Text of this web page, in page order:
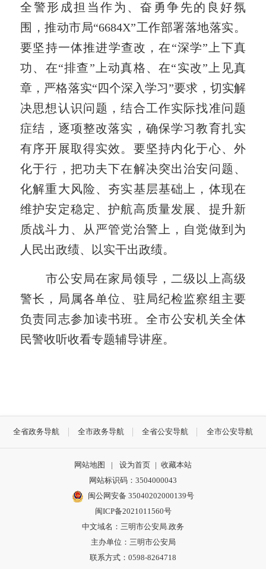
全警形成担当作为、奋勇争先的良好氛
围，推动市局“6684X”工作部署落地落实。
要坚持一体推进学查改，在“深学”上下真
功、在“排查”上动真格、在“实改”上见真
章，严格落实“四个深入学习”要求，切实解
决思想认识问题，结合工作实际找准问题
症结，逐项整改落实，确保学习教育扎实
有序开展取得实效。要坚持内化于心、外
化于行，把功夫下在解决突出治安问题、
化解重大风险、夯实基层基础上，体现在
维护安定稳定、护航高质量发展、提升新
质战斗力、从严管党治警上，自觉做到为
人民出政绩、以实干出政绩。
市公安局在家局领导，二级以上高级
警长，局属各单位、驻局纪检监察组主要
负责同志参加读书班。全市公安机关全体
民警收听收看专题辅导讲座。
全省政务导航 全市政务导航 全省公安导航 全市公安导航
网站地图 | 设为首页 | 收藏本站
网站标识码：3504000043
闽公网安备 35040202000139号
闽ICP备2021011560号
中文域名：三明市公安局.政务
主办单位：三明市公安局
联系方式：0598-8264718